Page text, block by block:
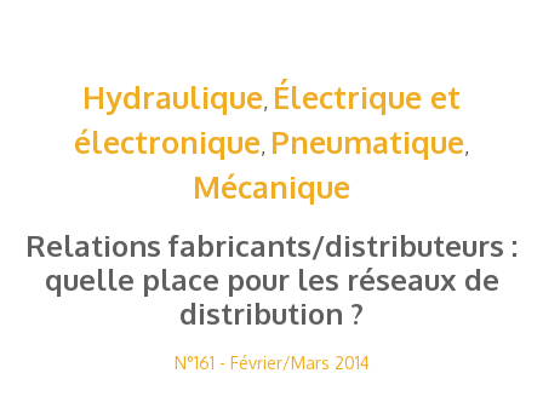
Hydraulique, Électrique et
électronique, Pneumatique,
Mécanique
Relations fabricants/distributeurs :
quelle place pour les réseaux de
distribution ?
N°161 - Février/Mars 2014